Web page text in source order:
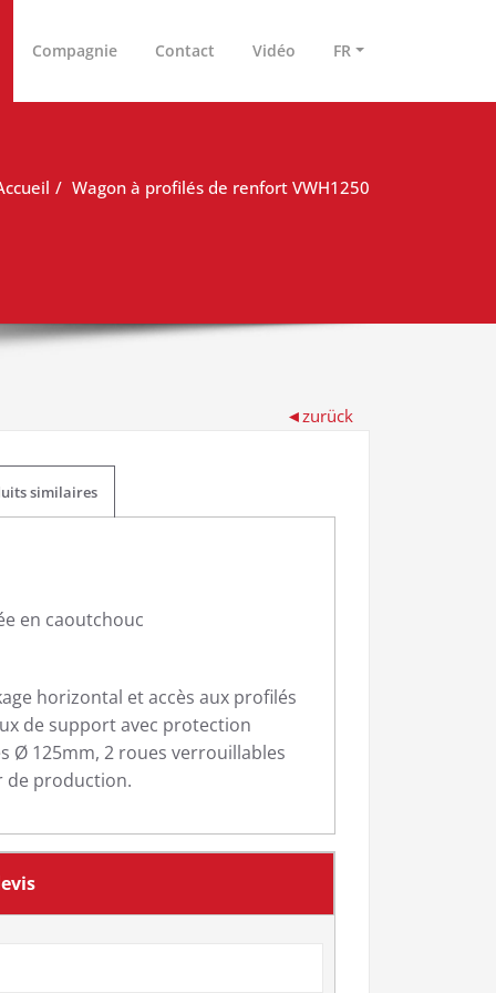
Compagnie Contact Vidéo FR
Wagon à profilés de renfort VWH1250
similaires
en caoutchouc
horizontal et accès aux profilés
de support avec protection
Ø 125mm, 2 roues verrouillables
de production.